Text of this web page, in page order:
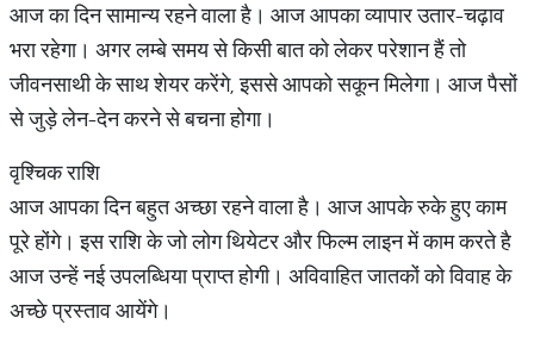
आज का दिन सामान्य रहने वाला है। आज आपका व्यापार उतार-चढ़ाव
भरा रहेगा। अगर लम्बे समय से किसी बात को लेकर परेशान हैं तो
जीवनसाथी के साथ शेयर करेंगे, इससे आपको सकून मिलेगा। आज पैसों
से जुड़े लेन-देन करने से बचना होगा।
वृश्चिक राशि
आज आपका दिन बहुत अच्छा रहने वाला है। आज आपके रुके हुए काम
पूरे होंगे। इस राशि के जो लोग थियेटर और फिल्म लाइन में काम करते है
आज उन्हें नई उपलब्धिया प्राप्त होगी। अविवाहित जातकों को विवाह के
अच्छे प्रस्ताव आयेंगे।